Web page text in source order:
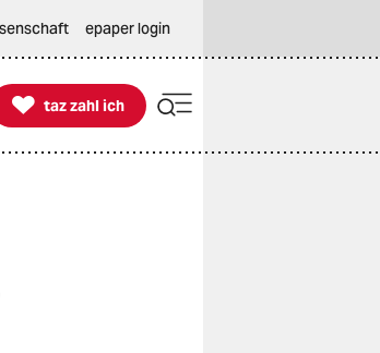
epaper login

taz zahl ich
taz zahl ich